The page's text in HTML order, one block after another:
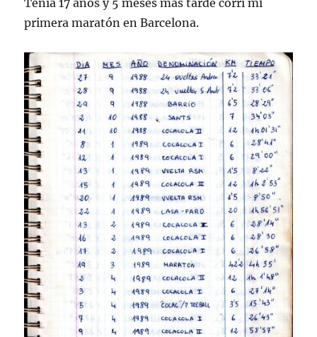
Tenía 17 años y 5 meses más tarde corrí mi
primera maratón en Barcelona.